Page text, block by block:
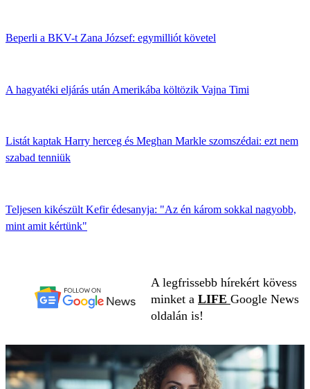
Beperli a BKV-t Zana József: egymilliót követel
A hagyatéki eljárás után Amerikába költözik Vajna Timi
Listát kaptak Harry herceg és Meghan Markle szomszédai: ezt nem
szabad tenniük
Teljesen kikészült Kefir édesanyja: "Az én károm sokkal nagyobb,
mint amit kértünk"
A legfrissebb hírekért kövess
minket a LIFE Google News
oldalán is!